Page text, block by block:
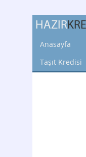
Anasayfa
Taşıt Kredisi